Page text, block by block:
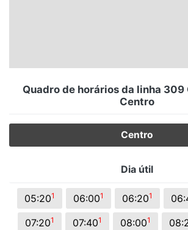
Quadro de horários da linha
Centro
Centro
Dia útil
05:201 06:001 06:201
07:201 07:401 08:001